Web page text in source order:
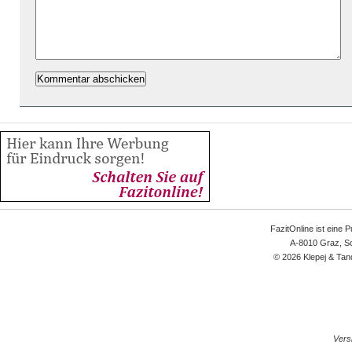
FazitOnline ist eine
A-8010 Graz,
© 2026 Klepej &